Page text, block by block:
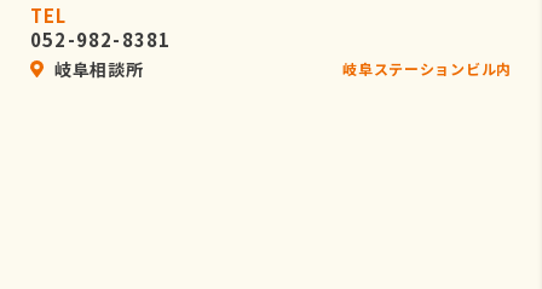
TEL
052-982-8381
岐阜相談所 岐阜ステーションビル内